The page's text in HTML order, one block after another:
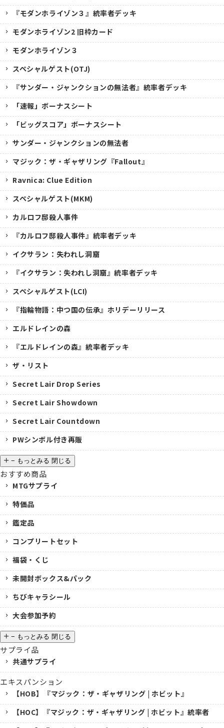
『モダンホライゾン３』統率者デッキ
モダンホライゾン2 旧枠カード
モダンホライゾン３
スペシャルゲスト(OTJ)
『サンダー・ジャンクションの無法者』統率者デッキ
「速報」ボーナスシート
「ビッグスコア」ボーナスシート
サンダー・ジャンクションの無法者
マジック：ザ・ギャザリング『Fallout』
Ravnica: Clue Edition
スペシャルゲスト(MKM)
カルロフ邸殺人事件
『カルロフ邸殺人事件』統率者デッキ
イクサラン：失われし洞窟
『イクサラン：失われし洞窟』統率者デッキ
スペシャルゲスト(LCI)
『指輪物語：中つ国の伝承』ホリデーリリース
エルドレインの森
『エルドレインの森』統率者デッキ
ザ・リスト
Secret Lair Drop Series
Secret Lair Showdown
Secret Lair Countdown
PWシンボル付き再販
− もっとみる 閉じる
おすすめ商品
MTGサプライ
特価品
鑑定品
コンプリートセット
福袋・くじ
未開封ボックス&パック
ちびキャラシール
大会参加予約
− もっとみる 閉じる
サプライ品
共通サプライ
エキスパンション
【HOB】『マジック：ザ・ギャザリング | ホビット』
【HOC】『マジック：ザ・ギャザリング | ホビット』統率者